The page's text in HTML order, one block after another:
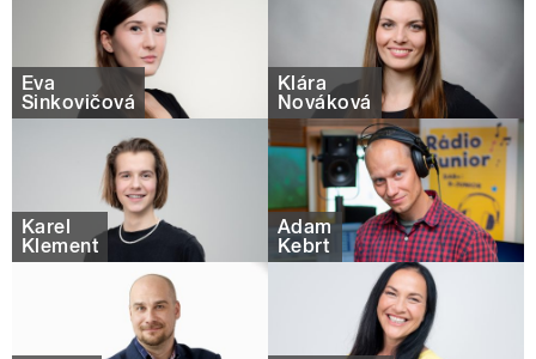
Eva
Sinkovičová
Klára
Nováková
Karel
Klement
Adam
Kebrt